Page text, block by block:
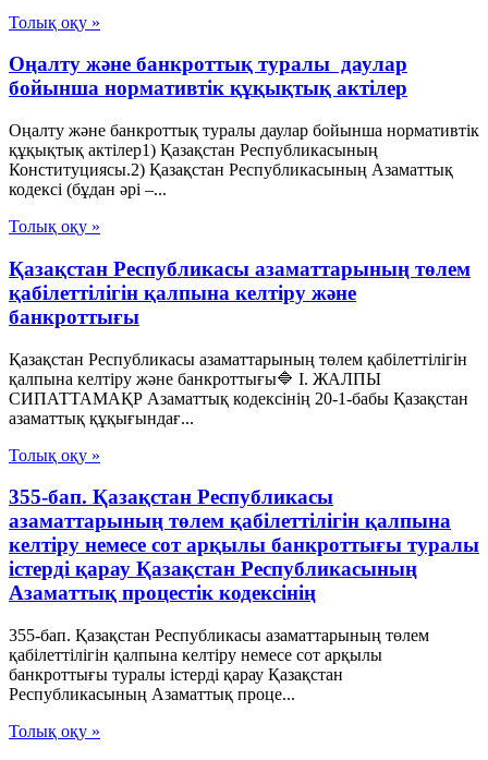
Толық оқу »
Оңалту және банкроттық туралы даулар
бойынша нормативтік құқықтық актілер
Оңалту және банкроттық туралы даулар бойынша нормативтік
құқықтық актілер1) Қазақстан Республикасының
Конституциясы.2) Қазақстан Республикасының Азаматтық
кодексі (бұдан әрі –...
Толық оқу »
Қазақстан Республикасы азаматтарының төлем
қабілеттілігін қалпына келтіру және
банкроттығы
Қазақстан Республикасы азаматтарының төлем қабілеттілігін
қалпына келтіру және банкроттығы🔷 I. ЖАЛПЫ
СИПАТТАМАҚР Азаматтық кодексінің 20-1-бабы Қазақстан
азаматтық құқығындағ...
Толық оқу »
355-бап. Қазақстан Республикасы
азаматтарының төлем қабілеттілігін қалпына
келтіру немесе сот арқылы банкроттығы туралы
істерді қарау Қазақстан Республикасының
Азаматтық процестік кодексінің
355-бап. Қазақстан Республикасы азаматтарының төлем
қабілеттілігін қалпына келтіру немесе сот арқылы
банкроттығы туралы істерді қарау Қазақстан
Республикасының Азаматтық проце...
Толық оқу »